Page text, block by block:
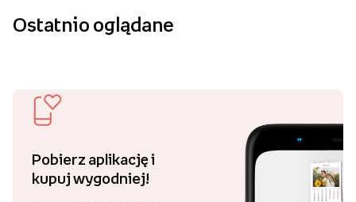
Ostatnio oglądane
Pobierz aplikację i
kupuj wygodniej!